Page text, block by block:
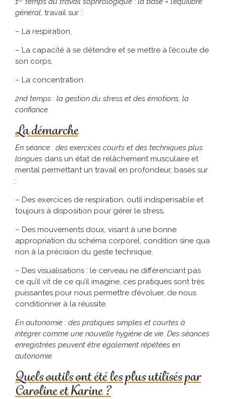
général, travail sur :
– La respiration,
– La capacité à se détendre et se mettre à l’écoute de
son corps,
– La concentration.
2nd temps : la gestion du stress et des émotions, la
confiance.
La démarche
En séance : des exercices courts et des techniques plus
longues dans un état de relâchement musculaire et
mental permettant un travail en profondeur, basés sur
:
– Des exercices de respiration, outil indispensable et
toujours à disposition pour gérer le stress,
– Des mouvements doux, visant à une bonne
appropriation du schéma corporel, condition sine qua
non à la précision du geste technique,
– Des visualisations : le cerveau ne différenciant pas
ce qu’il vit de ce qu’il imagine, ces pratiques sont très
puissantes pour nous permettre d’évoluer, de nous
conditionner à la réussite.
En autonomie : des pratiques simples et courtes à
intégrer comme une nouvelle hygiène de vie. Des séances
enregistrées peuvent être également répétées en
autonomie.
Quels outils ont été les plus utilisés par
Caroline et Karine ?